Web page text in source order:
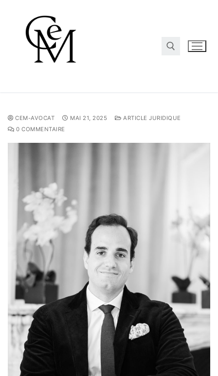
CEM-AVOCAT MAI 21, 2025
ARTICLE JURIDIQUE
0 COMMENTAIRE